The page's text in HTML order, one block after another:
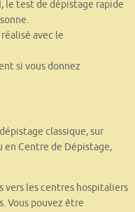
le test de dépistage rapide
avec le
si vous donnez
classique, sur
Centre de Dépistage,
vers les centres hospitaliers
Vous pouvez être